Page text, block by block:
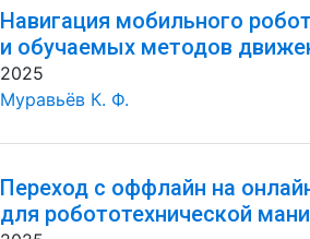
Навигация мобильного
и обучаемых методов
2025
Муравьёв К. Ф.
Переход с оффлайн на
для робототехнической